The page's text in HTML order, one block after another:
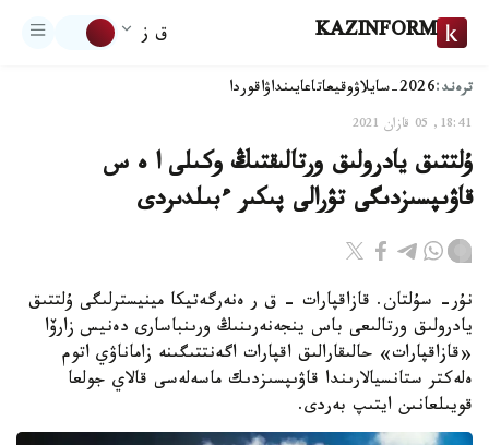
KAZINFORM ق ز
ترەند:2026-سايلاۋ وقيعاتاعايىنداۋاقوردا
18:41, 05 قازان 2021
ۇلتتىق يادرولىق ورتالىقتىڭ وكىلى ا ە س
قاۋىپسىزدىگى تۋرالى پىكىر ءبىلدىردى
نۇر- سۇلتان. قازاقپارات - ق ر ەنەرگەتيكا مينيسترلىگى ۇلتتىق
يادرولىق ورتالىعى باس ينجەنەرىنىڭ ورىنباسارى دەنيس زارۆا
«قازاقپارات» حالىقارالىق اقپارات اگەنتتىگىنە زاماناۋي اتوم
ەلەكتر ستانسيالارىندا قاۋىپسىزدىك ماسەلەسى قالاي جولعا
قويىلعانىن ايتىپ بەردى.